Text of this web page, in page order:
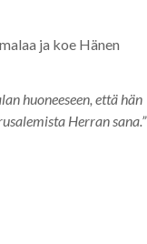
ja koe Hänen
huoneeseen, että hän
Herran sana.”